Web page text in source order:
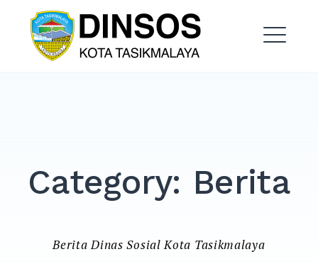
content
Dinas Sosial Kota
Tasikmalaya
EXPAND
EXPAND
Category: Berita
Berita Dinas Sosial Kota Tasikmalaya